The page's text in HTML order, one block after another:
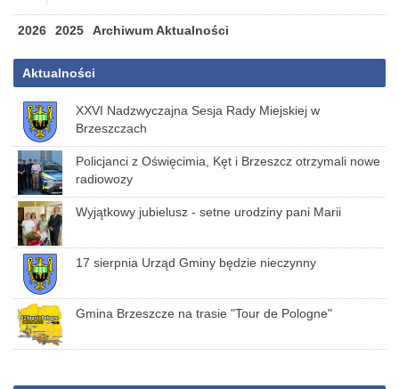
2026 2025 Archiwum Aktualności
Aktualności
XXVI Nadzwyczajna Sesja Rady Miejskiej w
Brzeszczach
Policjanci z Oświęcimia, Kęt i Brzeszcz otrzymali nowe
radiowozy
Wyjątkowy jubielusz - setne urodziny pani Marii
17 sierpnia Urząd Gminy będzie nieczynny
Gmina Brzeszcze na trasie "Tour de Pologne"